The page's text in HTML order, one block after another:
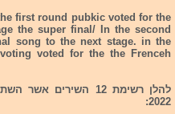
first round pubkic voted for the
the super final/ In the second
song to the next stage. in the
voted for the the Frenceh
להלן רשימת 12
2022: